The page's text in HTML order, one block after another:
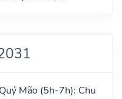
Quý Mão (5h-7h): Chu